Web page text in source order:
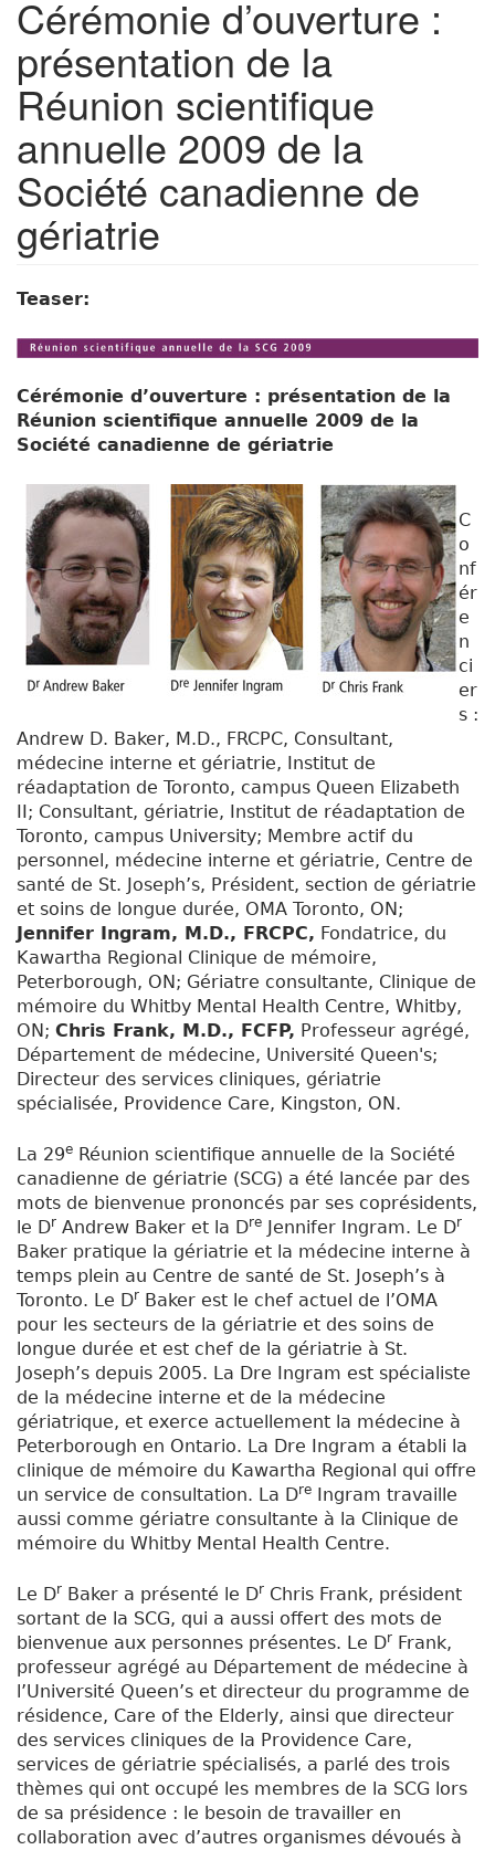
Cérémonie d’ouverture :
présentation de la
Réunion scientifique
annuelle 2009 de la
Société canadienne de
gériatrie
Teaser:
Cérémonie d’ouverture : présentation de la
Réunion scientifique annuelle 2009 de la
Société canadienne de gériatrie
C
o
nf
ér
e
n
ci
er
s :
Andrew D. Baker, M.D., FRCPC, Consultant,
médecine interne et gériatrie, Institut de
réadaptation de Toronto, campus Queen Elizabeth
II; Consultant, gériatrie, Institut de réadaptation de
Toronto, campus University; Membre actif du
personnel, médecine interne et gériatrie, Centre de
santé de St. Joseph’s, Président, section de gériatrie
et soins de longue durée, OMA Toronto, ON;
Jennifer Ingram, M.D., FRCPC, Fondatrice, du
Kawartha Regional Clinique de mémoire,
Peterborough, ON; Gériatre consultante, Clinique de
mémoire du Whitby Mental Health Centre, Whitby,
ON; Chris Frank, M.D., FCFP, Professeur agrégé,
Département de médecine, Université Queen's;
Directeur des services cliniques, gériatrie
spécialisée, Providence Care, Kingston, ON.
La 29e Réunion scientifique annuelle de la Société
canadienne de gériatrie (SCG) a été lancée par des
mots de bienvenue prononcés par ses coprésidents,
le Dr Andrew Baker et la Dre Jennifer Ingram. Le Dr
Baker pratique la gériatrie et la médecine interne à
temps plein au Centre de santé de St. Joseph’s à
Toronto. Le Dr Baker est le chef actuel de l’OMA
pour les secteurs de la gériatrie et des soins de
longue durée et est chef de la gériatrie à St.
Joseph’s depuis 2005. La Dre Ingram est spécialiste
de la médecine interne et de la médecine
gériatrique, et exerce actuellement la médecine à
Peterborough en Ontario. La Dre Ingram a établi la
clinique de mémoire du Kawartha Regional qui offre
un service de consultation. La Dre Ingram travaille
aussi comme gériatre consultante à la Clinique de
mémoire du Whitby Mental Health Centre.
Le Dr Baker a présenté le Dr Chris Frank, président
sortant de la SCG, qui a aussi offert des mots de
bienvenue aux personnes présentes. Le Dr Frank,
professeur agrégé au Département de médecine à
l’Université Queen’s et directeur du programme de
résidence, Care of the Elderly, ainsi que directeur
des services cliniques de la Providence Care,
services de gériatrie spécialisés, a parlé des trois
thèmes qui ont occupé les membres de la SCG lors
de sa présidence : le besoin de travailler en
collaboration avec d’autres organismes dévoués à